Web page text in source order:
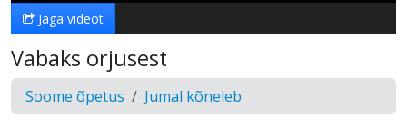
Jaga videot
Vabaks orjusest
Soome õpetus Jumal kõneleb